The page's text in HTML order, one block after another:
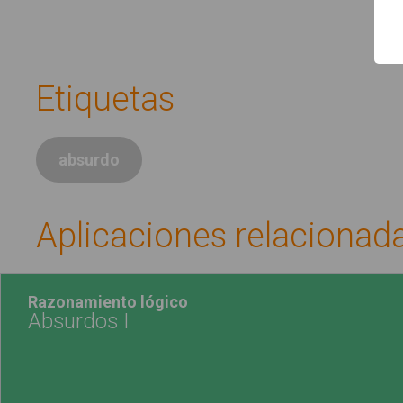
Etiquetas
absurdo
Aplicaciones
Razonamiento lógico
Absurdos I